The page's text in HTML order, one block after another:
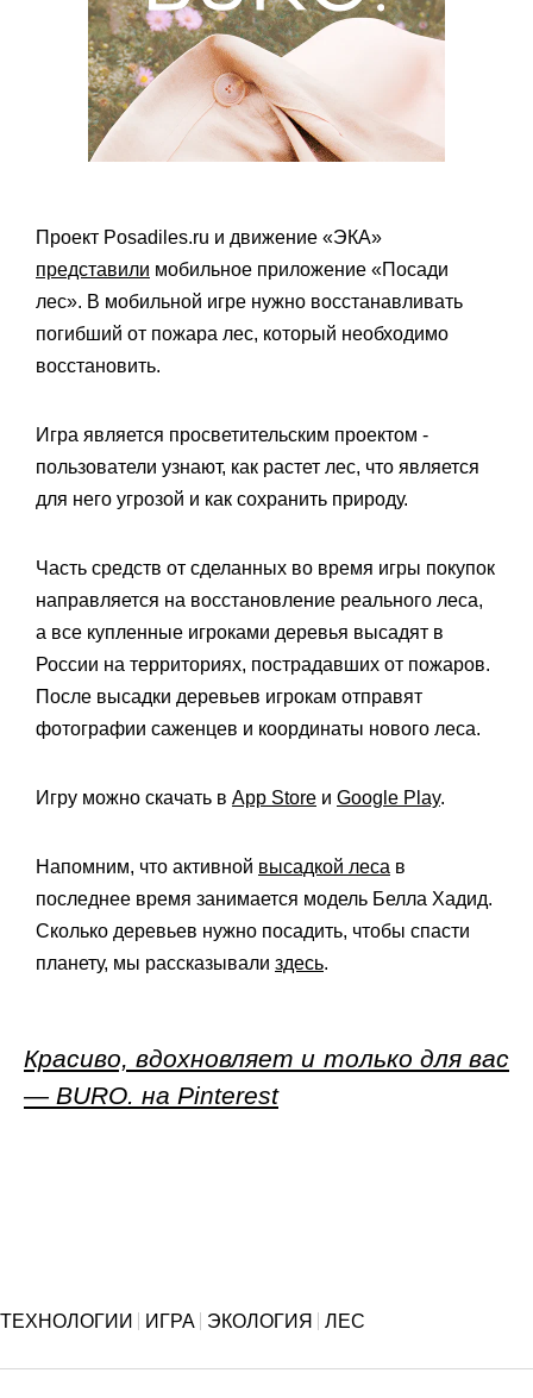
Проект Posadiles.ru и движение «ЭКА»
представили мобильное приложение «Посади
лес». В мобильной игре нужно восстанавливать
погибший от пожара лес, который необходимо
восстановить.
Игра является просветительским проектом -
пользователи узнают, как растет лес, что является
для него угрозой и как сохранить природу.
Часть средств от сделанных во время игры покупок
направляется на восстановление реального леса,
а все купленные игроками деревья высадят в
России на территориях, пострадавших от пожаров.
После высадки деревьев игрокам отправят
фотографии саженцев и координаты нового леса.
Игру можно скачать в App Store и Google Play.
Напомним, что активной высадкой леса в
последнее время занимается модель Белла Хадид.
Сколько деревьев нужно посадить, чтобы спасти
планету, мы рассказывали здесь.
Красиво, вдохновляет и только для вас
— BURO. на Pinterest
ТЕХНОЛОГИИ ИГРА ЭКОЛОГИЯ ЛЕС